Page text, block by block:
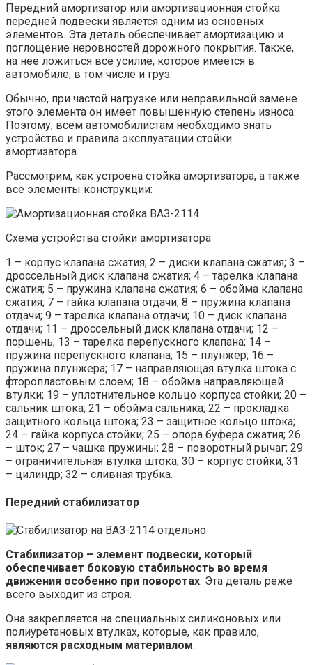
Передний амортизатор или амортизационная стойка
передней подвески является одним из основных
элементов. Эта деталь обеспечивает амортизацию и
поглощение неровностей дорожного покрытия. Также,
на нее ложиться все усилие, которое имеется в
автомобиле, в том числе и груз.
Обычно, при частой нагрузке или неправильной замене
этого элемента он имеет повышенную степень износа.
Поэтому, всем автомобилистам необходимо знать
устройство и правила эксплуатации стойки
амортизатора.
Рассмотрим, как устроена стойка амортизатора, а также
все элементы конструкции:
Схема устройства стойки амортизатора
1 – корпус клапана сжатия; 2 – диски клапана сжатия; 3 –
дроссельный диск клапана сжатия; 4 – тарелка клапана
сжатия; 5 – пружина клапана сжатия; 6 – обойма клапана
сжатия; 7 – гайка клапана отдачи; 8 – пружина клапана
отдачи; 9 – тарелка клапана отдачи; 10 – диск клапана
отдачи; 11 – дроссельный диск клапана отдачи; 12 –
поршень; 13 – тарелка перепускного клапана; 14 –
пружина перепускного клапана; 15 – плунжер; 16 –
пружина плунжера; 17 – направляющая втулка штока с
фторопластовым слоем; 18 – обойма направляющей
втулки; 19 – уплотнительное кольцо корпуса стойки; 20 –
сальник штока; 21 – обойма сальника; 22 – прокладка
защитного кольца штока; 23 – защитное кольцо штока;
24 – гайка корпуса стойки; 25 – опора буфера сжатия; 26
– шток; 27 – чашка пружины; 28 – поворотный рычаг; 29
– ограничительная втулка штока; 30 – корпус стойки; 31
– цилиндр; 32 – сливная трубка.
Передний стабилизатор
Стабилизатор – элемент подвески, который
обеспечивает боковую стабильность во время
движения особенно при поворотах. Эта деталь реже
всего выходит из строя.
Она закрепляется на специальных силиконовых или
полиуретановых втулках, которые, как правило,
являются расходным материалом.